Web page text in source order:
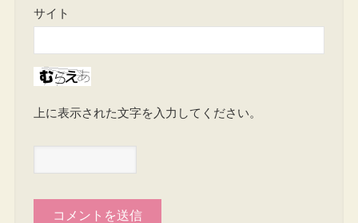
サイト
上に表示された文字を入力してください。